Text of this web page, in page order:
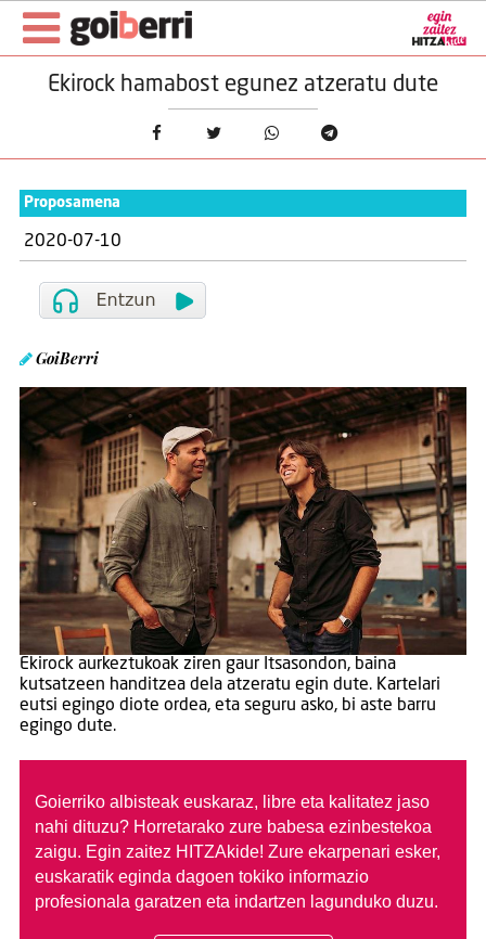
Ekirock hamabost egunez atzeratu dute
Proposamena
2020-07-10
GoiBerri
Ekirock aurkeztukoak ziren gaur Itsasondon, baina
kutsatzeen handitzea dela atzeratu egin dute. Kartelari
eutsi egingo diote ordea, eta seguru asko, bi aste barru
egingo dute.
Goierriko albisteak euskaraz, libre eta kalitatez jaso
nahi dituzu? Horretarako zure babesa ezinbestekoa
zaigu. Egin zaitez HITZAkide! Zure ekarpenari esker,
euskaratik eginda dagoen tokiko informazio
profesionala garatzen eta indartzen lagunduko duzu.